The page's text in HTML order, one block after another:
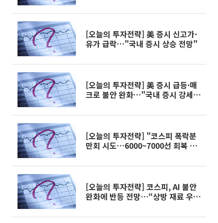
[오늘의 투자전략] 美 증시 신고가·
유가 급락…"국내 증시 상승 전망"
[오늘의 투자전략] 美 증시 급등·매
크로 불안 완화…"국내 증시 강세
[오늘의 투자전략] "코스피 폭락분
만회 시도…6000~7000선 회복 관
[오늘의 투자전략] 코스피, AI 불안
완화에 반등 전망⋯“상방 재료 우위